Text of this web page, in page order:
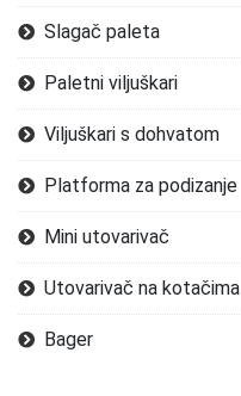
Slagač paleta
Paletni viljuškari
Viljuškari s dohvatom
Platforma za podizanje
Mini utovarivač
Utovarivač na kotačima
Bager